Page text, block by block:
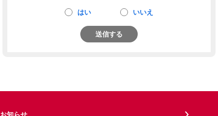
はい いいえ
送信する
お知らせ